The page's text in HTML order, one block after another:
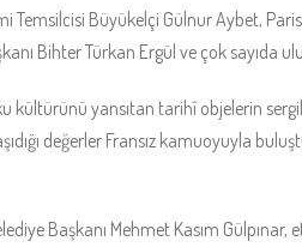
Temsilcisi Büyükelçi Gülnur Aybet,
Bihter Türkan Ergül ve çok sayıda
kültürünü yansıtan tarihî objelerin
değerler Fransız kamuoyuyla
Başkanı Mehmet Kasım